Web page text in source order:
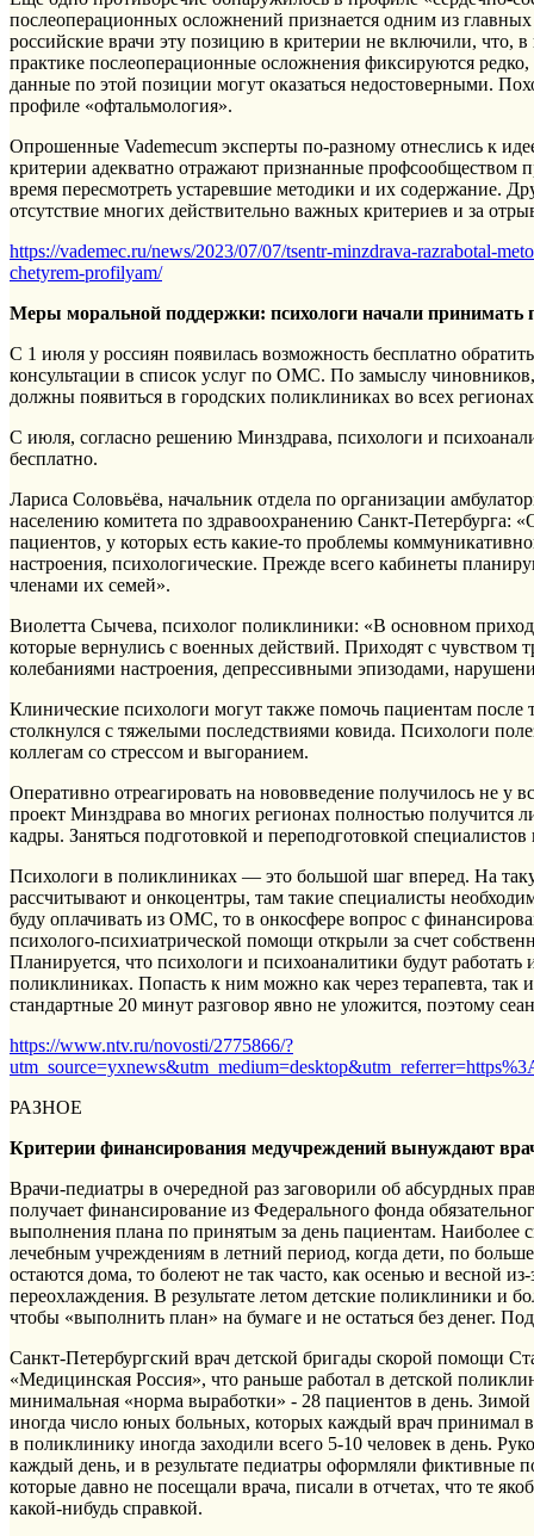
послеоперационных осложнений признается одним из
российские врачи эту позицию в критерии не включили, что,
практике послеоперационные осложнения фиксируются
данные по этой позиции могут оказаться недостоверными.
профиле «офтальмология».
Опрошенные Vademecum эксперты по-разному отнеслись к
критерии адекватно отражают признанные
время пересмотреть устаревшие методики и их содержание.
отсутствие многих действительно важных критериев и за
https://vademec.ru/news/2023/07/07/tsentr-minzdrava-razrabotal-
chetyrem-profilyam/
Меры моральной поддержки: психологи начали
С 1 июля у россиян появилась возможность бесплатно
консультации в список услуг по ОМС. По замыслу
должны появиться в городских поликлиниках во всех
С июля, согласно решению Минздрава, психологи и
бесплатно.
Лариса Соловьёва, начальник отдела по организации
населению комитета по здравоохранению Санкт-Петербурга:
пациентов, у которых есть какие-то проблемы
настроения, психологические. Прежде всего кабинеты
членами их семей».
Виолетта Сычева, психолог поликлиники: «В основном
которые вернулись с военных действий. Приходят с чувством
колебаниями настроения, депрессивными эпизодами,
Клинические психологи могут также помочь пациентам после
столкнулся с тяжелыми последствиями ковида. Психологи
коллегам со стрессом и выгоранием.
Оперативно отреагировать на нововведение получилось не у
проект Минздрава во многих регионах полностью получится
кадры. Заняться подготовкой и переподготовкой
Психологи в поликлиниках — это большой шаг вперед. На
рассчитывают и онкоцентры, там такие специалисты
буду оплачивать из ОМС, то в онкосфере вопрос с
психолого-психиатрической помощи открыли за счет
Планируется, что психологи и психоаналитики будут
поликлиниках. Попасть к ним можно как через терапевта,
стандартные 20 минут разговор явно не уложится, поэтому
https://www.ntv.ru/novosti/2775866/?
РАЗНОЕ
Критерии финансирования медучреждений вынуждают
Врачи-педиатры в очередной раз заговорили об абсурдных
получает финансирование из Федерального фонда
выполнения плана по принятым за день пациентам. Наиболее
лечебным учреждениям в летний период, когда дети, по
остаются дома, то болеют не так часто, как осенью и весной
переохлаждения. В результате летом детские поликлиники
чтобы «выполнить план» на бумаге и не остаться без денег.
Санкт-Петербургский врач детской бригады скорой помощи
«Медицинская Россия», что раньше работал в детской
минимальная «норма выработки» - 28 пациентов в день.
иногда число юных больных, которых каждый врач принимал в
в поликлинику иногда заходили всего 5-10 человек в день.
каждый день, и в результате педиатры оформляли фиктивные
которые давно не посещали врача, писали в отчетах, что те
какой-нибудь справкой.